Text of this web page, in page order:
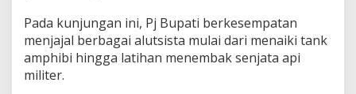
p
a
t
Pada kunjungan ini, Pj Bupati berkesempatan
menjajal berbagai alutsista mulai dari menaiki tank
amphibi hingga latihan menembak senjata api
militer.